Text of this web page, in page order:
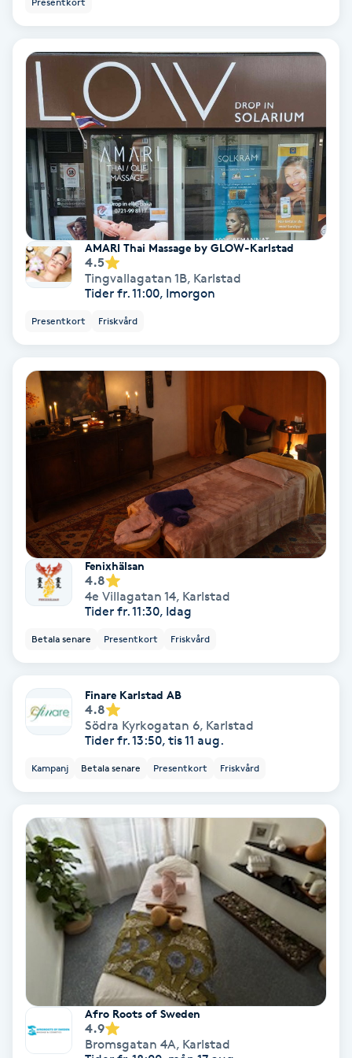
Babylights
Balayage
Bambumassage
Barber
Barnklippning
Blowout
Bottenfärg
Brynformning
Brynplockning
Bröllopsuppsättning
Color correction
Damklippning
Dermapen
Diamantslipning
Extensions
AMARI Thai Massage by GLOW-Karlstad
4.5
Tingvallagatan 1B, Karlstad
Tider fr. 11:00, Imorgon
Presentkort Friskvård
Fenixhälsan
4.8
4e Villagatan 14, Karlstad
Tider fr. 11:30, Idag
Betala senare Presentkort Friskvård
Finare Karlstad AB
4.8
Södra Kyrkogatan 6, Karlstad
Tider fr. 13:50, tis 11 aug.
Kampanj Betala senare Presentkort Friskvård
Afro Roots of Sweden
4.9
Bromsgatan 4A, Karlstad